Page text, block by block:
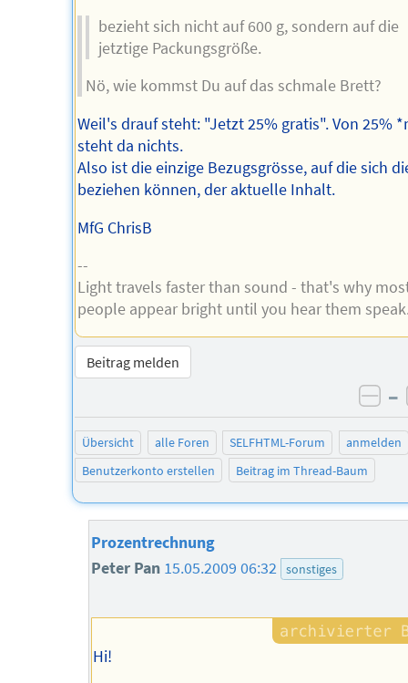
bezieht sich nicht auf 600 g, sondern auf die
jetztige Packungsgröße.
Nö, wie kommst Du auf das schmale Brett?
Weil's drauf steht: "Jetzt 25% gratis". Von 25%
steht da nichts.
Also ist die einzige Bezugsgrösse, auf die sich
beziehen können, der aktuelle Inhalt.
MfG ChrisB
--
Light travels faster than sound - that's why
people appear bright until you hear them
Beitrag melden
–
Übersicht alle Foren SELFHTML-Forum
anmelden
Benutzerkonto erstellen
Beitrag im Thread-Baum
Prozentrechnung
Peter Pan 15.05.2009 06:32 sonstiges
Hi!